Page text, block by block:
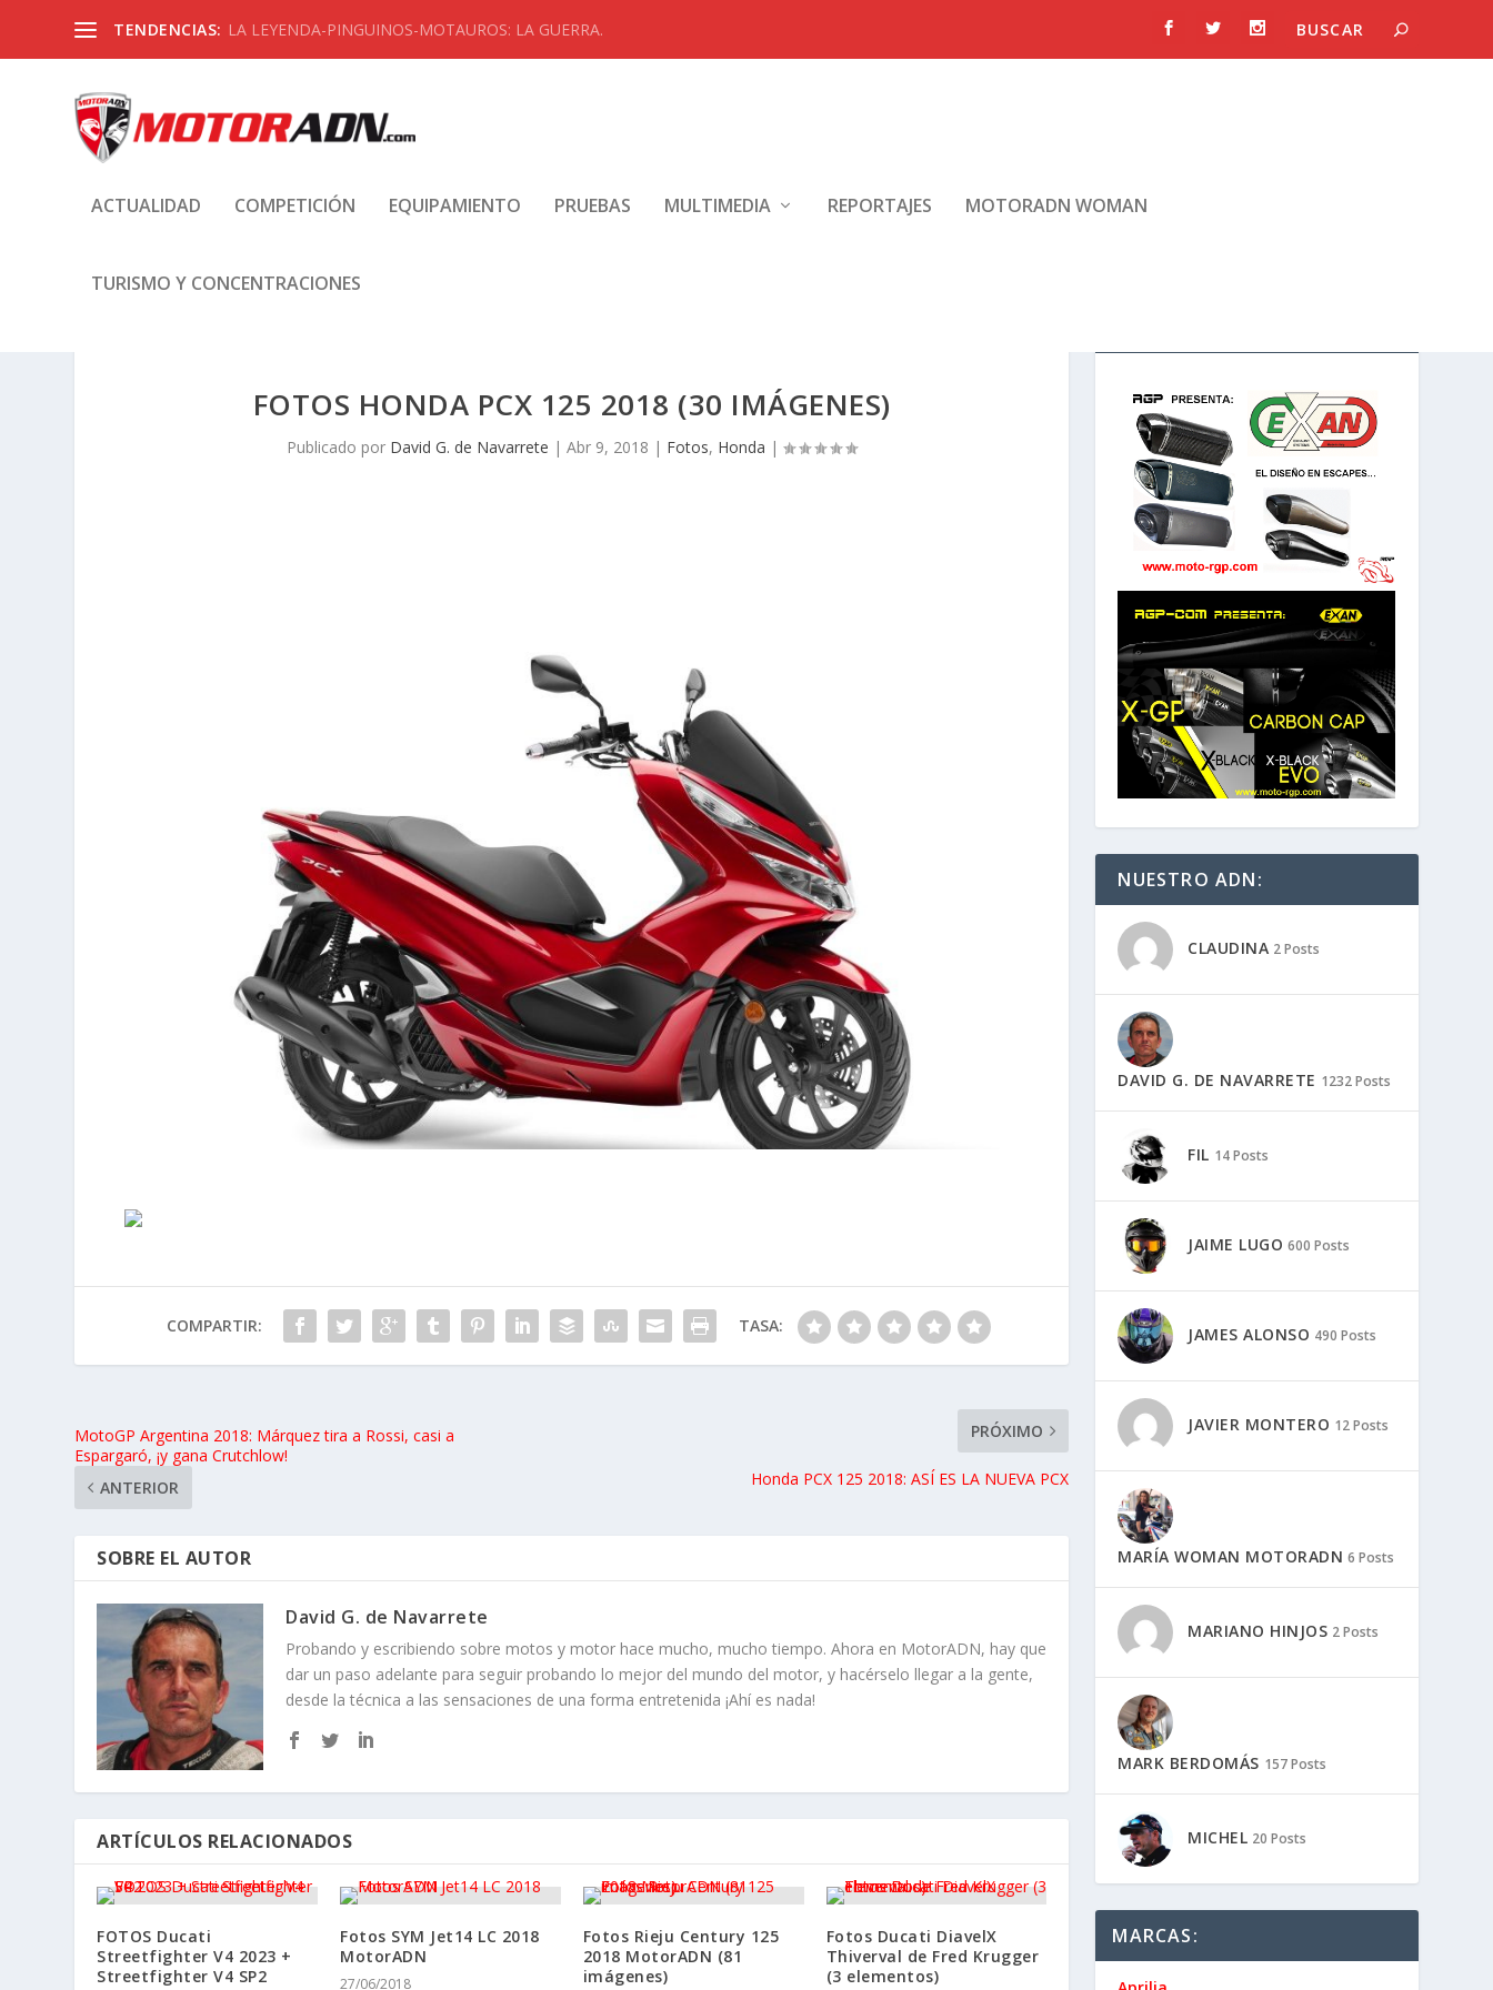
TENDENCIAS: LA LEYENDA-PINGUINOS-MOTAUROS: LA GUERRA.
ACTUALIDAD COMPETICIÓN EQUIPAMIENTO PRUEBAS MULTIMEDIA REPORTAJES MOTORADN WOMAN
TURISMO Y CONCENTRACIONES
FOTOS HONDA PCX 125 2018 (30 IMÁGENES)
Publicado por David G. de Navarrete |Abr 9, 2018 | Fotos, Honda |
COMPARTIR:
NUESTRO ADN:
CLAUDINA 2 Posts
DAVID G. DE NAVARRETE 1232 Posts
FIL 14 Posts
JAIME LUGO 600 Posts
JAMES ALONSO 490 Posts
JAVIER MONTERO 12 Posts
MARÍA WOMAN MOTORADN 6 Posts
MARIANO HINJOS 2 Posts
MARK BERDOMÁS 157 Posts
MICHEL 20 Posts
MARCAS: